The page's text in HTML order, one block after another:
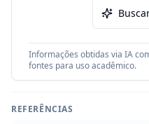
Informações obtidas via IA
fontes para uso acadêmico.
REFERÊNCIAS